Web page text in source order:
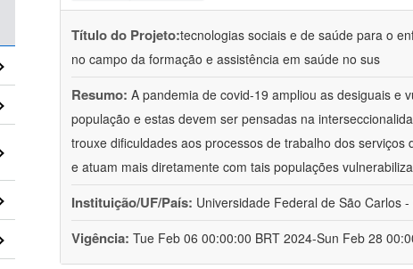
Título do Projeto:tecnologias sociais e de saúde para o
no campo da formação e assistência em saúde no sus
Resumo: A pandemia de covid-19 ampliou as desiguais e
população e estas devem ser pensadas na
trouxe dificuldades aos processos de trabalho dos
e atuam mais diretamente com tais populações
Instituição/UF/País: Universidade Federal de São Carlos -
Vigência: Tue Feb 06 00:00:00 BRT 2024-Sun Feb 28